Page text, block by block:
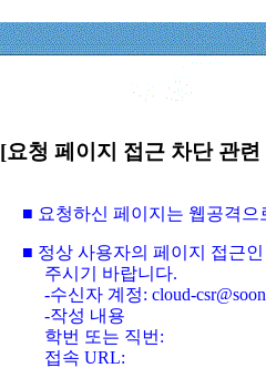
[요청 페이지 접근 차단 관
■ 요청하신 페이지는 웹공격
■ 정상 사용자의 페이지 접근
주시기 바랍니다.
-수신자 계정: cloud-
-작성 내용
학번 또는 직번:
접속 URL: